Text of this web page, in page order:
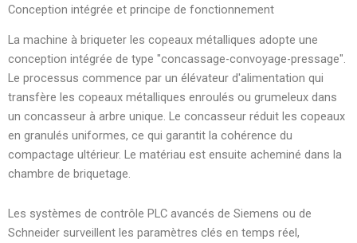
Conception intégrée et principe de fonctionnement
La machine à briqueter les copeaux métalliques adopte une
conception intégrée de type "concassage-convoyage-pressage".
Le processus commence par un élévateur d'alimentation qui
transfère les copeaux métalliques enroulés ou grumeleux dans
un concasseur à arbre unique. Le concasseur réduit les copeaux
en granulés uniformes, ce qui garantit la cohérence du
compactage ultérieur. Le matériau est ensuite acheminé dans la
chambre de briquetage.
Les systèmes de contrôle PLC avancés de Siemens ou de
Schneider surveillent les paramètres clés en temps réel,